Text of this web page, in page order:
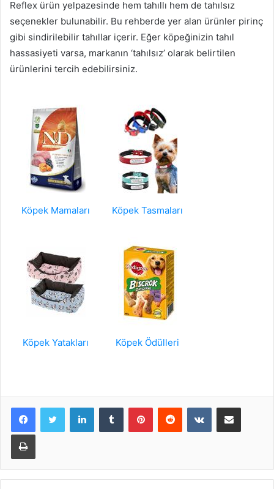
Reflex ürün yelpazesinde hem tahıllı hem de tahılsız
seçenekler bulunabilir. Bu rehberde yer alan ürünler pirinç
gibi sindirilebilir tahıllar içerir. Eğer köpeğinizin tahıl
hassasiyeti varsa, markanın ‘tahılsız’ olarak belirtilen
ürünlerini tercih edebilirsiniz.
Köpek Mamaları Köpek Tasmaları
Köpek Yatakları Köpek Ödülleri
LinkedInTumblr PinterestReddit VKontakteE-Posta ile paylaş
Yazdır